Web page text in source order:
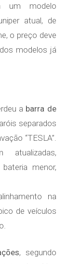
um modelo
atual, de
o preço deve
modelos já
a barra de
separados
“TESLA”.
atualizadas,
menor,
na
de veículos
, segundo